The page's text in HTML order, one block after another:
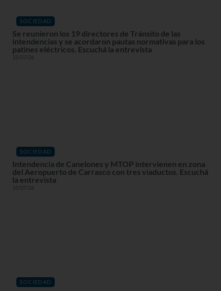
SOCIEDAD
Se reunieron los 19 directores de Tránsito de las
intendencias y se acordaron pautas normativas para los
patines eléctricos. Escuchá la entrevista
31/07/26
SOCIEDAD
Intendencia de Canelones y MTOP intervienen en zona
del Aeropuerto de Carrasco con tres viaductos. Escuchá
la entrevista
31/07/26
SOCIEDAD